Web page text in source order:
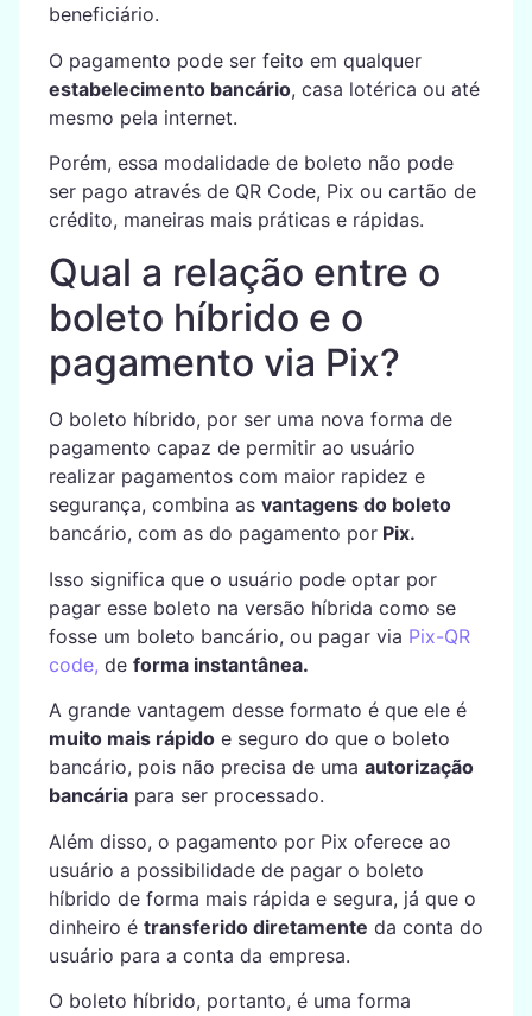
beneficiário.
O pagamento pode ser feito em qualquer
estabelecimento bancário, casa lotérica ou até
mesmo pela internet.
Porém, essa modalidade de boleto não pode
ser pago através de QR Code, Pix ou cartão de
crédito, maneiras mais práticas e rápidas.
Qual a relação entre o
boleto híbrido e o
pagamento via Pix?
O boleto híbrido, por ser uma nova forma de
pagamento capaz de permitir ao usuário
realizar pagamentos com maior rapidez e
segurança, combina as vantagens do boleto
bancário, com as do pagamento porPix.
Isso significa que o usuário pode optar por
pagar esse boleto na versão híbrida como se
fosse um boleto bancário, ou pagar via Pix-QR
code, de forma instantânea.
A grande vantagem desse formato é que ele é
muito mais rápidoe seguro do que o boleto
bancário, pois não precisa de uma autorização
bancáriapara ser processado.
Além disso, o pagamento por Pix oferece ao
usuário a possibilidade de pagar o boleto
híbrido de forma mais rápida e segura, já que o
dinheiro é transferido diretamente da conta do
usuário para a conta da empresa.
O boleto híbrido, portanto, é uma forma